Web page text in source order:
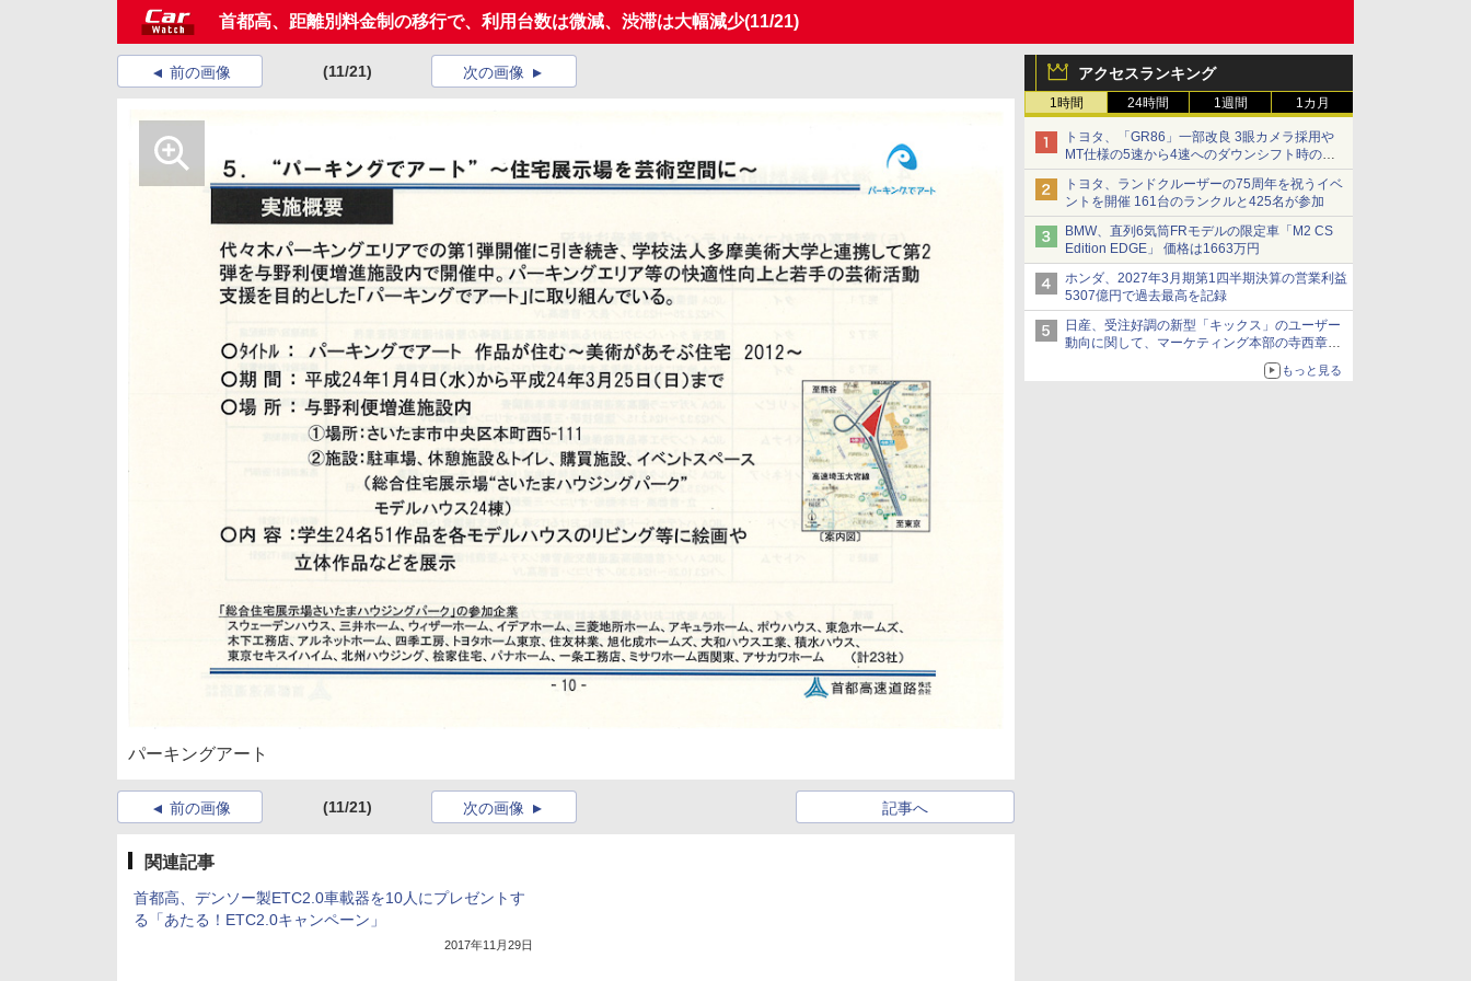
首都高、距離別料金制の移行で、利用台数は微減、渋滞は大幅減少(11/21)
アクセスランキング
1時間 24時間 1週間 1カ月
トヨタ、「GR86」一部改良 3眼カメラ採用や
MT仕様の5速から4速へのダウンシフト時の操
作性向上など
トヨタ、ランドクルーザーの75周年を祝うイベ
ントを開催 161台のランクルと425名が参加
BMW、直列6気筒FRモデルの限定車「M2 CS
Edition EDGE」 価格は1663万円
ホンダ、2027年3月期第1四半期決算の営業利益
5307億円で過去最高を記録
日産、受注好調の新型「キックス」のユーザー
動向に関して、マーケティング本部の寺西章氏
もっと見る
前の画像 (11/21) 次の画像
パーキングアート
前の画像 (11/21) 記事へ
次の画像
関連記事
首都高、デンソー製ETC2.0車載器を10人にプレゼントす
る「あたる！ETC2.0キャンペーン」
2017年11月29日